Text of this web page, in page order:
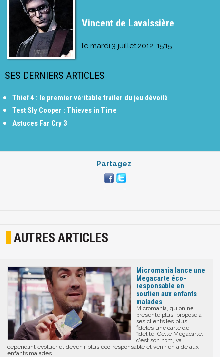
Vincent de Lavaissière
le mardi 3 juillet 2012, 15:15
SES DERNIERS ARTICLES
Thief 4 : le premier véritable trailer du jeu dévoilé
Test Sly Cooper : Thieves in Time
Astuces Far Cry 3
Partagez
AUTRES ARTICLES
Micromania lance une
Megacarte éco-
responsable en
soutien aux enfants
malades
Micromania, qu'on ne
présente plus, propose à
ses clients les plus
fidèles une carte de
fidélité. Cette Mégacarte,
c'est son nom, va
cependant évoluer et devenir plus éco-responsable et venir en aide aux
enfants malades.